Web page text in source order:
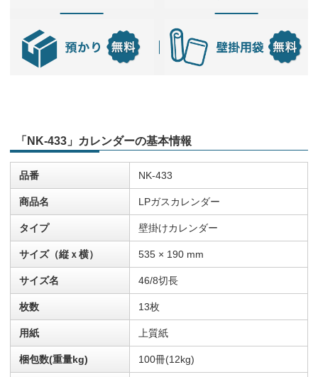
「NK-433」カレンダーの基本情報
品番 NK-433
商品名 LPガスカレンダー
タイプ 壁掛けカレンダー
サイズ（縦ｘ横） 535 × 190 mm
サイズ名 46/8切長
枚数 13枚
用紙 上質紙
梱包数(重量kg) 100冊(12kg)